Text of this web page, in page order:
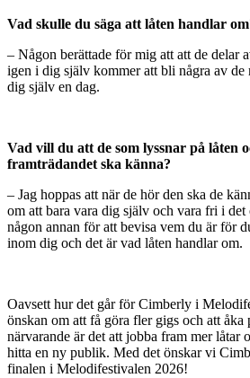
Vad skulle du säga att låten handlar
– Någon berättade för mig att att de delar
igen i dig själv kommer att bli några av de
dig själv en dag.
Vad vill du att de som lyssnar på låten
framträdandet ska känna?
– Jag hoppas att när de hör den ska de
om att bara vara dig själv och vara fri i
någon annan för att bevisa vem du är för
inom dig och det är vad låten handlar om.
Oavsett hur det går för Cimberly i
önskan om att få göra fler gigs och att åka
närvarande är det att jobba fram mer låtar
hitta en ny publik. Med det önskar vi
finalen i Melodifestivalen 2026!